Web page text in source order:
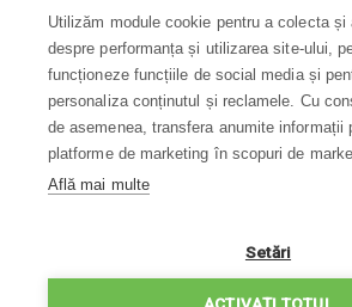
Contact
Contactați-ne
info@robotworld.ro
031 22 97 010
POLITICA DE CONFIDENȚIALITATE
Utilizăm module cookie pentru a colecta și
despre performanța și utilizarea site-ului,
funcționeze funcțiile de social media și
personaliza conținutul și reclamele. Cu
de asemenea, transfera anumite informații
platforme de marketing în scopuri de
Află mai multe
Setări